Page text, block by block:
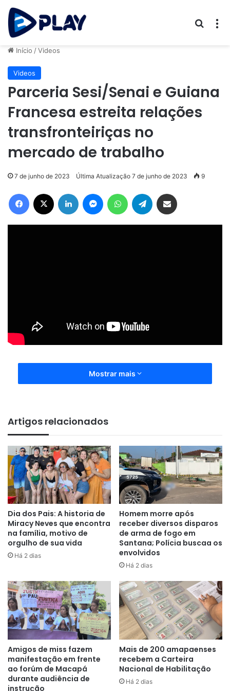
Início /Videos
Videos
Parceria Sesi/Senai e Guiana
Francesa estreita relações
transfronteiriças no
mercado de trabalho
7 de junho de 2023 Última Atualização 7 de junho de 2023 9
Mostrar mais
Artigos relacionados
Dia dos Pais: A historia de
Miracy Neves que encontra
na família, motivo de
orgulho de sua vida
Há 2 dias
Homem morre após
receber diversos disparos
de arma de fogo em
Santana; Polícia buscaa os
envolvidos
Há 2 dias
Amigos de miss fazem
manifestação em frente
ao forúm de Macapá
durante audiência de
instrução
Mais de 200 amapaenses
recebem a Carteira
Nacional de Habilitação
Há 2 dias